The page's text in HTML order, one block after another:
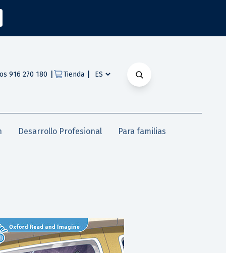
916 270 180 Tienda
Desarrollo Profesional Para familias